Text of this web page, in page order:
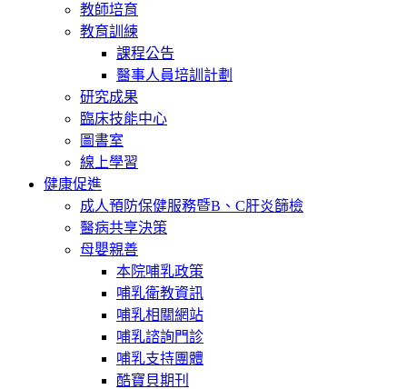
教師培育
教育訓練
課程公告
醫事人員培訓計劃
研究成果
臨床技能中心
圖書室
線上學習
健康促進
成人預防保健服務暨B、C肝炎篩檢
醫病共享決策
母嬰親善
本院哺乳政策
哺乳衛教資訊
哺乳相關網站
哺乳諮詢門診
哺乳支持團體
酷寶貝期刊